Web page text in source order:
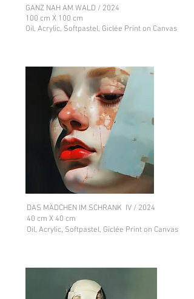
GANZ NAH AM WALD / 2024
100 cm X 100 cm
Oil, Acrylic, Softpastel, Giclée Print on Canvas
DAS MÄDCHEN IM SCHRANK IV / 2024
40 cm X 40 cm
Oil, Acrylic, Softpastel, Giclée Print on Canvas